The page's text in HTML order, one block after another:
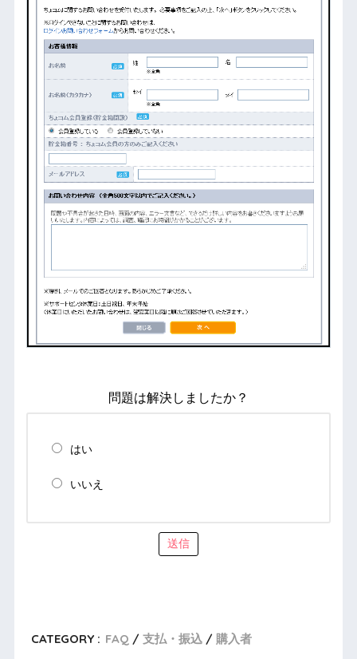
問題は解決しましたか？
はい
いいえ
送信
CATEGORY : FAQ 支払・振込 購入者